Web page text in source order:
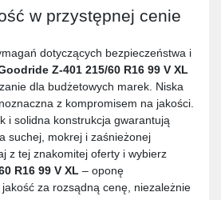
w przystępnej cenie
dotyczących bezpieczeństwa i
Z-401 215/60 R16 99 V XL
dla budżetowych marek. Niska
z kompromisem na jakości.
i solidna konstrukcja gwarantują
suchej, mokrej i zaśnieżonej
z tej znakomitej oferty i wybierz
R16 99 V XL – oponę
za rozsądną cenę, niezależnie